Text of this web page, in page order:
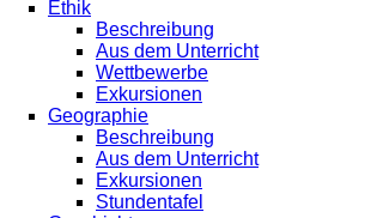
Ethik
Beschreibung
Aus dem Unterricht
Wettbewerbe
Exkursionen
Geographie
Beschreibung
Aus dem Unterricht
Exkursionen
Stundentafel